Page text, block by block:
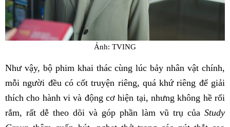
Ảnh: TVING
Như vậy, bộ phim khai thác cùng lúc bảy nhân vật chính,
mỗi người đều có cốt truyện riêng, quá khứ riêng để giải
thích cho hành vi và động cơ hiện tại, nhưng không hề rối
rắm, rất dễ theo dõi và góp phần làm vũ trụ của Study